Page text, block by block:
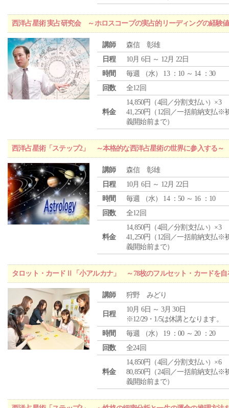
西洋占星術 実占研究会 ～ホロスコープの実占的リーディングの経験
講師
森信 彰雄
日程
10月 6日 ～ 12月 22日
時間
毎週 （水） 13 ：10 ～ 14 ：30
回数
全12回
料金
14,850円（4回／分割支払い）×3
41,250円（12回／一括前納支払※
義開始前まで）
西洋占星術「ステップ2」 ～本格的な西洋占星術の世界に参入する～
講師
森信 彰雄
日程
10月 6日 ～ 12月 22日
時間
毎週 （水） 14 ：50 ～ 16 ：10
回数
全12回
料金
14,850円（4回／分割支払い）×3
41,250円（12回／一括前納支払※
義開始前まで）
タロット・カードⅡ「小アルカナ」 ～78枚のフルセット・カードを自
講師 狩野 みどり
日程
10月 6日 ～ 3月 30日
※12/29・1/5は休講となります。
時間
毎週 （水） 19 ：00 ～ 20 ：20
回数
全24回
料金
14,850円（4回／分割支払い）×6
80,850円（24回／一括前納支払※
義開始前まで）